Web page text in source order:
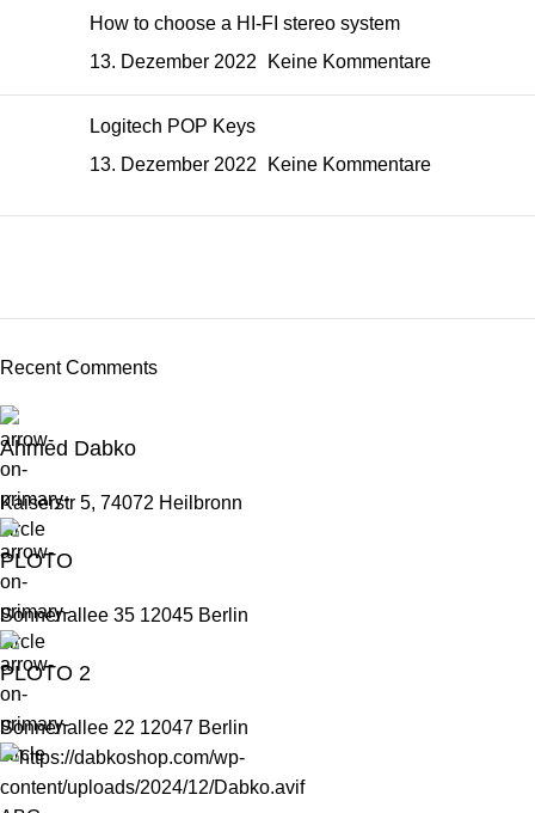
How to choose a HI-FI stereo system
13. Dezember 2022
Keine Kommentare
Logitech POP Keys
13. Dezember 2022
Keine Kommentare
HP Envy 34
Recent Comments
Ahmed Dabko
Kaiserstr 5, 74072 Heilbronn
PLOTO
Sonnenallee 35 12045 Berlin
PLOTO 2
Sonnenallee 22 12047 Berlin